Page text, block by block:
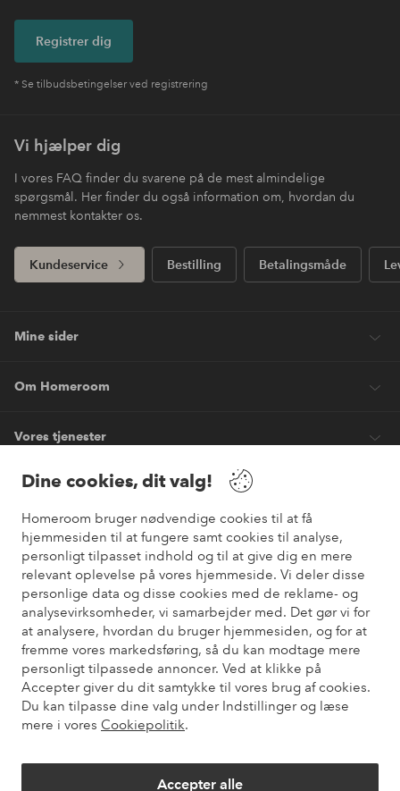
Dine cookies, dit valg!
Homeroom bruger nødvendige cookies til at få
hjemmesiden til at fungere samt cookies til analyse,
personligt tilpasset indhold og til at give dig en mere
relevant oplevelse på vores hjemmeside. Vi deler disse
personlige data og disse cookies med de reklame- og
analysevirksomheder, vi samarbejder med. Det gør vi for
at analysere, hvordan du bruger hjemmesiden, og for at
fremme vores markedsføring, så du kan modtage mere
personligt tilpassede annoncer. Ved at klikke på
Accepter giver du dit samtykke til vores brug af cookies.
Du kan tilpasse dine valg under Indstillinger og læse
mere i vores Cookiepolitik.
Accepter alle
Registrer dig
* Se tilbudsbetingelser ved registrering
Vi hjælper dig
I vores FAQ finder du svarene på de mest almindelige
spørgsmål. Her finder du også information om, hvordan du
nemmest kontakter os.
Kundeservice Bestilling Betalingsmåde
Mine sider
Om Homeroom
Vores tjenester
Vilkår
Venner
Sikre betalinger
Vil du vide mere om vores betalingsmuligheder ?
elpy